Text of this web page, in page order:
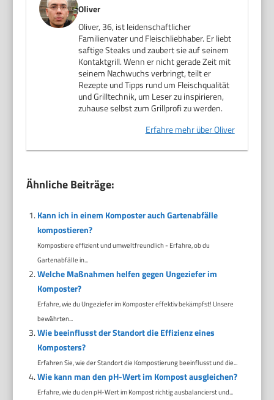
Oliver
Oliver, 36, ist leidenschaftlicher
Familienvater und Fleischliebhaber. Er liebt
saftige Steaks und zaubert sie auf seinem
Kontaktgrill. Wenn er nicht gerade Zeit mit
seinem Nachwuchs verbringt, teilt er
Rezepte und Tipps rund um Fleischqualität
und Grilltechnik, um Leser zu inspirieren,
zuhause selbst zum Grillprofi zu werden.
Erfahre mehr über Oliver
Ähnliche Beiträge:
Kann ich in einem Komposter auch Gartenabfälle
kompostieren?
Kompostiere effizient und umweltfreundlich - Erfahre, ob du
Gartenabfälle in...
Welche Maßnahmen helfen gegen Ungeziefer im
Komposter?
Erfahre, wie du Ungeziefer im Komposter effektiv bekämpfst! Unsere
bewährten...
Wie beeinflusst der Standort die Effizienz eines
Komposters?
Erfahren Sie, wie der Standort die Kompostierung beeinflusst und die...
Wie kann man den pH-Wert im Kompost ausgleichen?
Erfahre, wie du den pH-Wert im Kompost richtig ausbalancierst und...